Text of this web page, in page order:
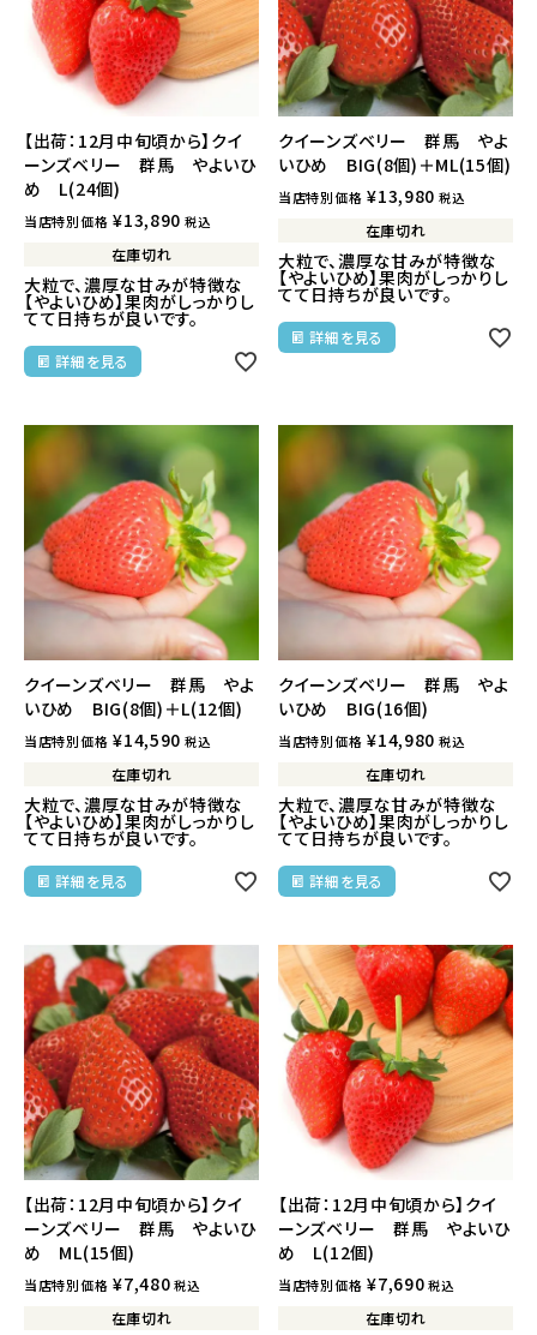
【出荷：12月中旬頃から】クイ
ーンズベリー 群馬 やよいひ
め L(24個)
当店特別価格 ¥13,890 税込
在庫切れ
大粒で、濃厚な甘みが特徴な
【やよいひめ】果肉がしっかりし
てて日持ちが良いです。
詳細を見る
クイーンズベリー 群馬 やよ
いひめ BIG(8個)＋ML(15個)
当店特別価格 ¥13,980 税込
在庫切れ
大粒で、濃厚な甘みが特徴な
【やよいひめ】果肉がしっかりし
てて日持ちが良いです。
詳細を見る
クイーンズベリー 群馬 やよ
いひめ BIG(8個)＋L(12個)
当店特別価格 ¥14,590 税込
在庫切れ
大粒で、濃厚な甘みが特徴な
【やよいひめ】果肉がしっかりし
てて日持ちが良いです。
詳細を見る
クイーンズベリー 群馬 やよ
いひめ BIG(16個)
当店特別価格 ¥14,980 税込
在庫切れ
大粒で、濃厚な甘みが特徴な
【やよいひめ】果肉がしっかりし
てて日持ちが良いです。
詳細を見る
【出荷：12月中旬頃から】クイ
ーンズベリー 群馬 やよいひ
め ML(15個)
当店特別価格 ¥7,480 税込
在庫切れ
【出荷：12月中旬頃から】クイ
ーンズベリー 群馬 やよいひ
め L(12個)
当店特別価格 ¥7,690 税込
在庫切れ